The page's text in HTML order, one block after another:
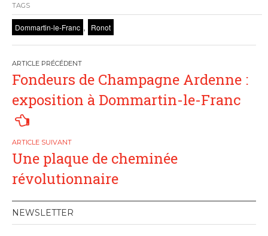
TAGS
Dommartin-le-Franc , Ronot
Navigation
de
l’article
Fondeurs de Champagne Ardenne :
exposition à Dommartin-le-Franc
Une plaque de cheminée
révolutionnaire
NEWSLETTER